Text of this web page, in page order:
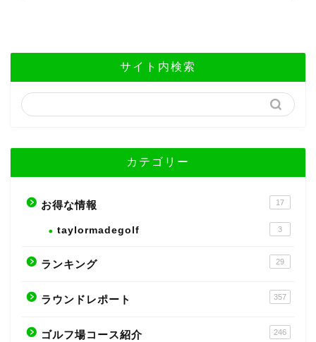
サイト内検索
カテゴリー
お得な情報 17
taylormadegolf 3
ランキング 29
ラウンドレポート 357
ゴルフ場コース紹介 246